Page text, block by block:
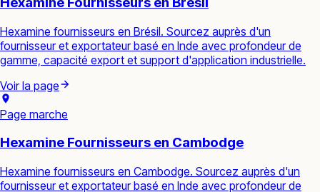
Hexamine fournisseurs en Brésil. Sourcez auprès d'un
fournisseur et exportateur basé en Inde avec profondeur de
gamme, capacité export et support d'application industrielle.
Voir la page
Page marche
Hexamine Fournisseurs en Cambodge
Hexamine fournisseurs en Cambodge. Sourcez auprès d'un
fournisseur et exportateur basé en Inde avec profondeur de